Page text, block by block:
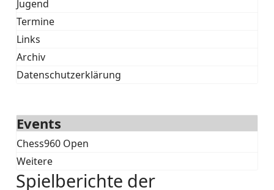
Jugend
Termine
Links
Archiv
Datenschutzerklärung
Events
Chess960 Open
Weitere
Spielberichte der